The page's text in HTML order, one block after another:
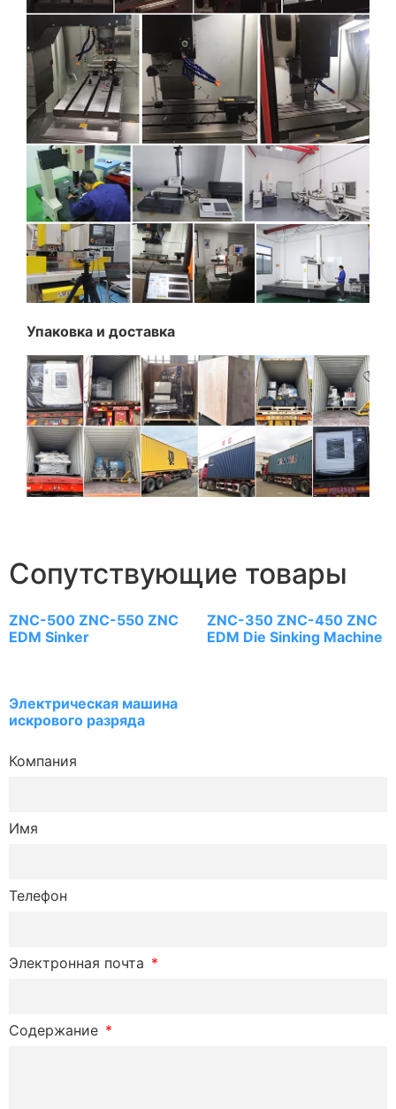
Упаковка и доставка
Сопутствующие товары
ZNC-500 ZNC-550 ZNC
EDM Sinker
ZNC-350 ZNC-450 ZNC
EDM Die Sinking Machine
Электрическая машина
искрового разряда
Компания
Имя
Телефон
Электронная почта
Содержание